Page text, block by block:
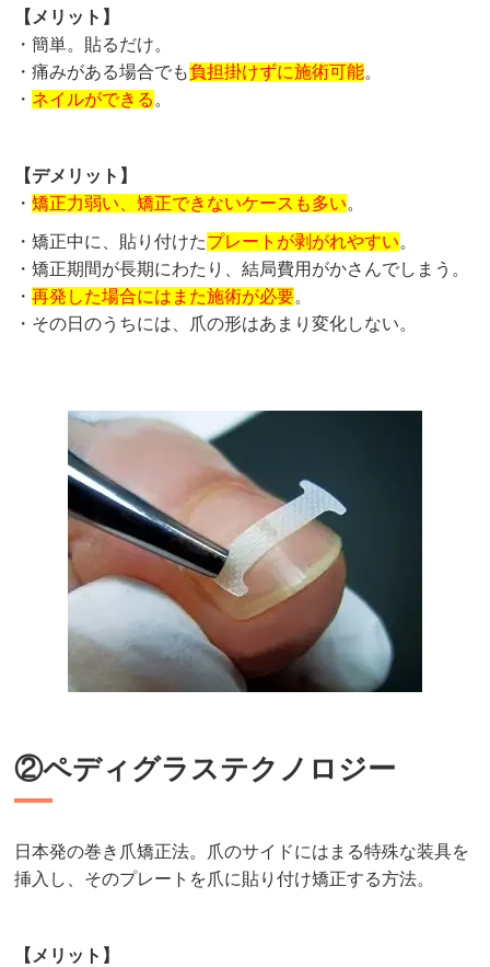
【メリット】
・簡単。貼るだけ。
・痛みがある場合でも負担掛けずに施術可能。
・ ネイルができる 。
【デメリット】
・矯正力弱い、矯正できないケースも多い。
・矯正中に、貼り付けたプレートが剥がれやすい。
・矯正期間が長期にわたり、結局費用がかさんでしまう。
・再発した場合にはまた施術が必要。
・その日のうちには、爪の形はあまり変化しない。
②ペディグラステクノロジー
日本発の巻き爪矯正法。爪のサイドにはまる特殊な装具を
挿入し、そのプレートを爪に貼り付け矯正する方法。
【メリット】